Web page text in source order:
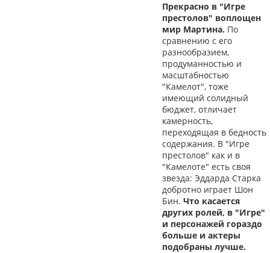
Прекрасно в "Игре
престолов" воплощен
мир Мартина. По
сравнению с его
разнообразием,
продуманностью и
масштабностью
"Камелот", тоже
имеющий солидный
бюджет, отличает
камерность,
переходящая в бедность
содержания. В "Игре
престолов" как и в
"Камелоте" есть своя
звезда: Эддарда Старка
добротно играет Шон
Бин. Что касается
других ролей, в "Игре"
и персонажей гораздо
больше и актеры
подобраны лучше.